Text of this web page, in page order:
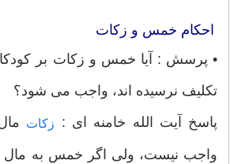
احکام خمس و زکات
• پرسش : آیا خمس و زکات بر
تکلیف نرسیده اند، واجب می شود؟
پاسخ آیت الله خامنه ای :
زکات
واجب نيست، ولی اگر خمس به مال